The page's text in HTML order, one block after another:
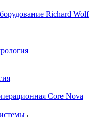
Richard Wolf
Core Nova